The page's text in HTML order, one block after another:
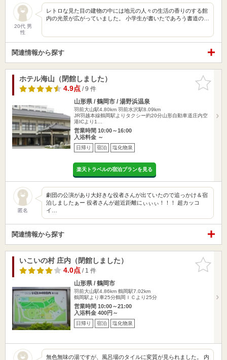
20代 男
性
レトロな見た目の建物の中には地元の人々の生活の香りのする館
内の光景が広がっていました。 小学生が書いたであろう書道の…
関連情報から探す
お気に入
りに追加
ホテル海山（閉館しました）
4.9点/ 9 件
山形県 / 鶴岡市 / 湯野浜温泉
羽前大山駅4.80km 羽前水沢駅8.09km
JR羽越本線鶴岡駅よりタクシー約20分山形自動車道庄内空
港ICより1…
営業時間 10:00～16:00
入浴料金 ～
日帰り 宿泊 塩化物泉
楽天トラベルの宿泊プランを見る
匿名
劇団の公演があり大好きな役者さんが出ていたので追っかけ＆宿
泊しましたぁー 役者さんが超近距離にぃぃぃ！！！ 超カッコ
イ…
関連情報から探す
お気に入
りに追加
いこいの村 庄内（閉館しました）
4.0点/ 1 件
山形県 / 鶴岡市
羽前大山駅4.86km 鶴岡駅7.02km
鶴岡駅より車25分鶴岡ＩＣより25分
営業時間 10:00～21:00
入浴料金 400円～
日帰り 宿泊 塩化物泉
無色無味の湯ですが、風呂場のタイルに変質が見られました。 内